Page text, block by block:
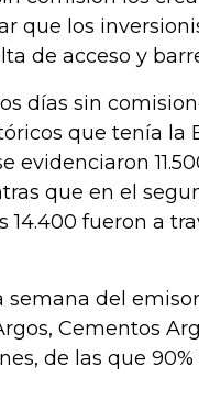
que los
de acceso y
días sin
que tenía la
evidenciaron
que en el
14.400 fueron a
del
Cementos
de las que